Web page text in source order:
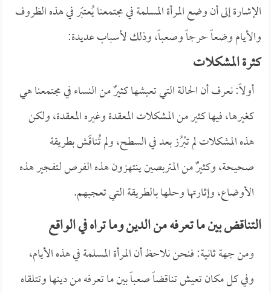
الإشارة إلى أن وضع المرأة المسلمة في مجتمعنا يُعتبَر في هذه الظروف
والأيام وضعاً حرجاً وصعباً، وذلك لأسباب عديدة:
كثرة المشكلات
أولاً: نعرف أن الحالة التي تعيشها كثيرٌ من النساء في مجتمعنا هي
كغيرها، فيها كثير من المشكلات المعقدة وغيره المعقدة، ولكن
هذه المشكلات لم تبْرُز بعد في السطح، ولم تُناقَش بطريقة
صحيحة، وكثيرٌ من المتربصين ينتهزون هذه الفرص لتفجير هذه
الأوضاع، وإثارتها وحلها بالطريقة التي تعجبهم.
التناقض بين ما تعرفه من الدين وما تراه في الواقع
ومن جهة ثانية: فنحن نلاحظ أن المرأة المسلمة في هذه الأيام،
وفي كل مكان تعيش تناقضاً صعباً بين ما تعرفه من دينها وتتلقاه